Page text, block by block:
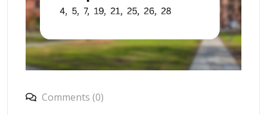
Comments (0)